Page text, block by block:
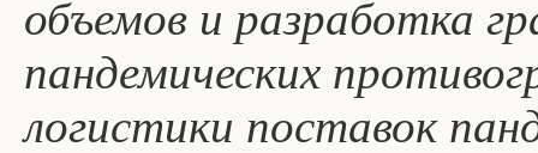
объемов и разработка
пандемических
логистики поставок